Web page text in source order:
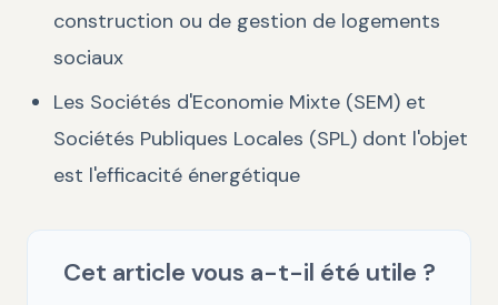
construction ou de gestion de logements
sociaux
Les Sociétés d'Economie Mixte (SEM) et
Sociétés Publiques Locales (SPL) dont l'objet
est l'efficacité énergétique
Cet article vous a-t-il été utile ?